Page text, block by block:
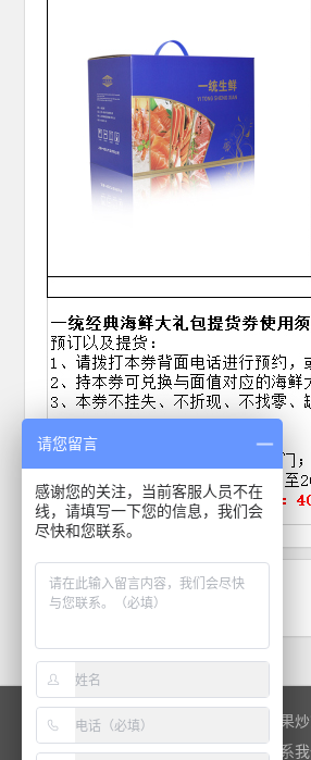
本站首页 坚果
生鲜肉制品
联系
请您留言
感谢您的关注，当前客服人员不在
线，请填写一下您的信息，我们会
尽快和您联系。